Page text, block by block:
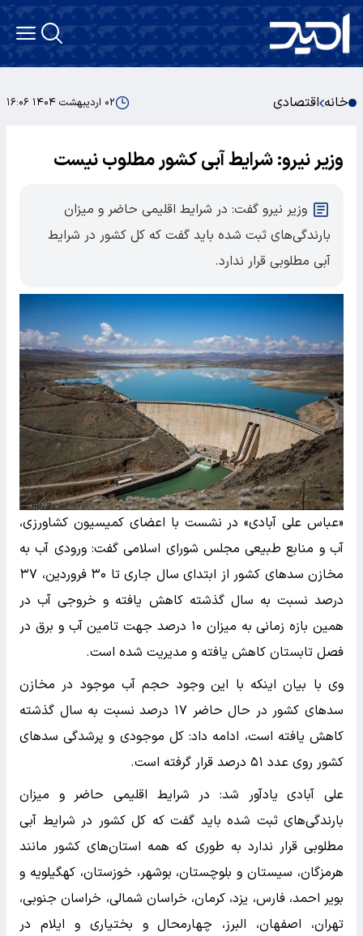
خانه اقتصادی ۰۲ اردیبهشت ۱۴۰۴ ۱۶:۰۶
وزیر نیرو: شرایط آبی کشور مطلوب نیست
وزیر نیرو گفت: در شرایط اقلیمی حاضر و میزان
بارندگی‌های ثبت شده باید گفت که کل کشور در شرایط
آبی مطلوبی قرار ندارد.
«عباس علی آبادی» در نشست با اعضای کمیسیون کشاورزی،
آب و منابع طبیعی مجلس شورای اسلامی گفت: ورودی آب به
مخازن سدهای کشور از ابتدای سال جاری تا ۳۰ فروردین، ۳۷
درصد نسبت به سال گذشته کاهش یافته و خروجی آب در
همین بازه زمانی به میزان ۱۰ درصد جهت تامین آب و برق در
فصل تابستان کاهش یافته و مدیریت شده است.
وی با بیان اینکه با این وجود حجم آب موجود در مخازن
سدهای کشور در حال حاضر ۱۷ درصد نسبت به سال گذشته
کاهش یافته است، ادامه داد: کل موجودی و پرشدگی سدهای
کشور روی عدد ۵۱ درصد قرار گرفته است.
علی آبادی یادآور شد: در شرایط اقلیمی حاضر و میزان
بارندگی‌های ثبت شده باید گفت که کل کشور در شرایط آبی
مطلوبی قرار ندارد به طوری که همه استان‌های کشور مانند
هرمزگان، سیستان و بلوچستان، بوشهر، خوزستان، کهگیلویه و
بویر احمد، فارس، یزد، کرمان، خراسان شمالی، خراسان جنوبی،
تهران، اصفهان، البرز، چهارمحال و بختیاری و ایلام در